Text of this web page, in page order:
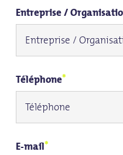
Entreprise /
Téléphone*
E-mail*